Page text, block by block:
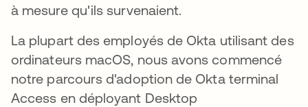
à mesure qu'ils survenaient.
La plupart des employés de Okta utilisant des
ordinateurs macOS, nous avons commencé
notre parcours d'adoption de Okta terminal
Access en déployant Desktop